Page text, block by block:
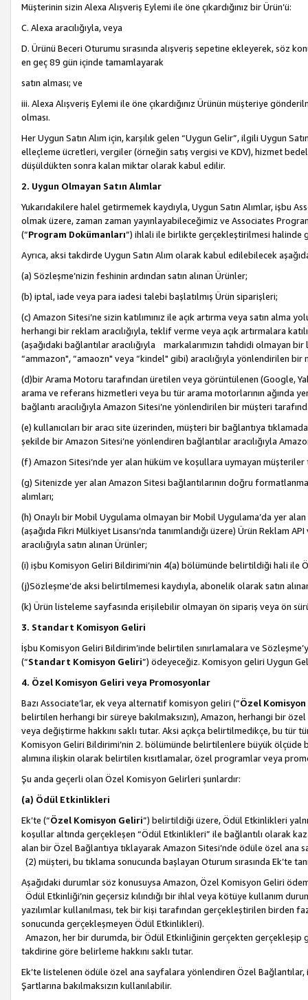
Müşterinin sizin Alexa Alışveriş Eylemi ile öne çıkardığınız bir Ürün’ü:
C. Alexa aracılığıyla, veya
D. Ürünü Beceri Oturumu sırasında alışveriş sepetine ekleyerek, söz
en geç 89 gün içinde tamamlayarak
satın alması; ve
iii. Alexa Alışveriş Eylemi ile öne çıkardığınız Ürünün müşteriye
olması.
Her Uygun Satın Alım için, karşılık gelen “Uygun Gelir”, ilgili Uygun
elleçleme ücretleri, vergiler (örneğin satış vergisi ve KDV), hizmet
düşüldükten sonra kalan miktar olarak kabul edilir.
2. Uygun Olmayan Satın Alımlar
Yukarıdakilere halel getirmemek kaydıyla, Uygun Satın Alımlar, işbu
olmak üzere, zaman zaman yayınlayabileceğimiz ve Associates
(“Program Dokümanları”) ihlali ile birlikte gerçekleştirilmesi halinde
Ayrıca, aksi takdirde Uygun Satın Alım olarak kabul edilebilecek
(a) Sözleşme’nizin feshinin ardından satın alınan Ürünler;
(b) iptal, iade veya para iadesi talebi başlatılmış Ürün siparişleri;
(c) Amazon Sitesi’ne sizin katılımınız ile açık artırma veya satın alma
herhangi bir reklam aracılığıyla, teklif verme veya açık artırmalara
(aşağıdaki bağlantılar aracılığıyla markalarımızın tahdidi olmayan
“ammazon", “amaozn" veya “kindel" gibi) aracılığıyla yönlendirilen
(d)bir Arama Motoru tarafından üretilen veya görüntülenen (Google,
arama ve referans hizmetleri veya bu tür arama motorlarının ağında
bağlantı aracılığıyla Amazon Sitesi’ne yönlendirilen bir müşteri
(e) kullanıcıları bir aracı site üzerinden, müşteri bir bağlantıya
şekilde bir Amazon Sitesi’ne yönlendiren bağlantılar aracılığıyla
(f) Amazon Sitesi’nde yer alan hüküm ve koşullara uymayan müşteriler
(g) Sitenizde yer alan Amazon Sitesi bağlantılarının doğru
alımları;
(h) Onaylı bir Mobil Uygulama olmayan bir Mobil Uygulama’da yer
(aşağıda Fikri Mülkiyet Lisansı’nda tanımlandığı üzere) Ürün Reklam
aracılığıyla satın alınan Ürünler;
(i) işbu Komisyon Geliri Bildirimi’nin 4(a) bölümünde belirtildiği hali ile
(j)Sözleşme’de aksi belirtilmemesi kaydıyla, abonelik olarak satın
(k) Ürün listeleme sayfasında erişilebilir olmayan ön sipariş veya ön
3. Standart Komisyon Geliri
İşbu Komisyon Geliri Bildirim’inde belirtilen sınırlamalara ve
(“Standart Komisyon Geliri”) ödeyeceğiz. Komisyon geliri Uygun
4. Özel Komisyon Geliri veya Promosyonlar
Bazı Associate’lar, ek veya alternatif komisyon geliri (“Özel
belirtilen herhangi bir süreye bakılmaksızın), Amazon, herhangi bir
veya değiştirme hakkını saklı tutar. Aksi açıkça belirtilmedikçe, bu tür
Komisyon Geliri Bildirimi’nin 2. bölümünde belirtilenlere büyük ölçüde
alımına ilişkin olarak belirtilen kısıtlamalar, özel programlar veya
Şu anda geçerli olan Özel Komisyon Gelirleri şunlardır:
(a) Ödül Etkinlikleri
Ek’te (“Özel Komisyon Geliri”) belirtildiği üzere, Ödül Etkinlikleri
koşullar altında gerçekleşen “Ödül Etkinlikleri” ile bağlantılı olarak
alan bir Özel Bağlantıya tıklayarak Amazon Sitesi’nde ödüle özel ana
(2) müşteri, bu tıklama sonucunda başlayan Oturum sırasında Ek’te
Aşağıdaki durumlar söz konusuysa Amazon, Özel Komisyon Geliri
Ödül Etkinliği’nin geçersiz kılındığı bir ihlal veya kötüye kullanım
yazılımlar kullanılması, tek bir kişi tarafından gerçekleştirilen
sonucunda gerçekleşmeyen Ödül Etkinlikleri).
Amazon, her bir durumda, bir Ödül Etkinliğinin gerçekten gerçekleşip
takdirine göre belirleme hakkını saklı tutar.
Ek’te listelenen ödüle özel ana sayfalara yönlendiren Özel
Şartlarına bakılmaksızın kullanılabilir.